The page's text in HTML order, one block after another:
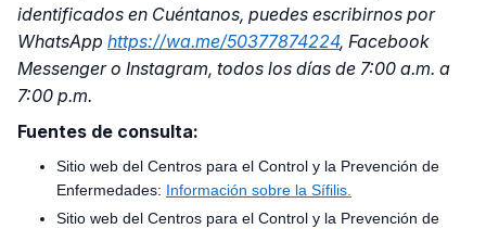
identificados en Cuéntanos, puedes escribirnos por
WhatsApp https://wa.me/50377874224, Facebook
Messenger o Instagram, todos los días de 7:00 a.m. a
7:00 p.m.
Fuentes de consulta:
Sitio web del Centros para el Control y la Prevención de
Enfermedades: Información sobre la Sífilis.
Sitio web del Centros para el Control y la Prevención de